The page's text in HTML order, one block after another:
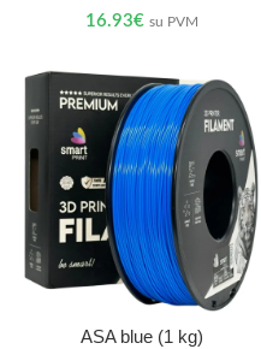
16.93€ su PVM
ASA blue (1 kg)